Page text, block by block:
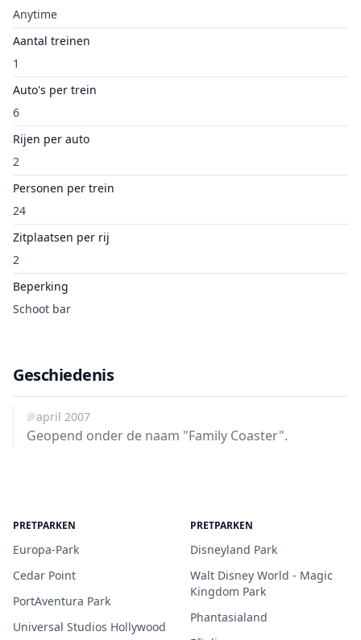
Anytime
Aantal treinen
1
Auto's per trein
6
Rijen per auto
2
Personen per trein
24
Zitplaatsen per rij
2
Beperking
Schoot bar
Geschiedenis
6 april 2007
Geopend onder de naam "Family Coaster".
PRETPARKEN
Europa-Park
Cedar Point
PortAventura Park
Universal Studios Hollywood
PRETPARKEN
Disneyland Park
Walt Disney World - Magic
Kingdom Park
Phantasialand